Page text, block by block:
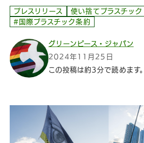
プレスリリース
使い捨てプラスチック
#国際プラスチック条約
グリーンピース・ジャパン
2024年11月25日
この投稿は約3分で読めます。